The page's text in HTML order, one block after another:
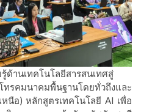
ด้านเทคโนโลยีสารสนเทศสู่
รคมนาคมพื้นฐานโดยทั่วถึงและ
นือ) หลักสูตรเทคโนโลยี AI เพื่อ